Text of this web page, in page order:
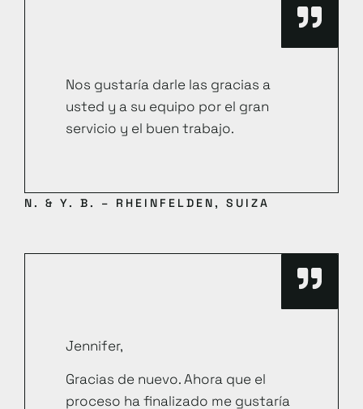
Nos gustaría darle las gracias a
usted y a su equipo por el gran
servicio y el buen trabajo.
N. & Y. B. – RHEINFELDEN, SUIZA
Jennifer,
Gracias de nuevo. Ahora que el
proceso ha finalizado me gustaría